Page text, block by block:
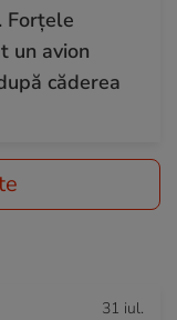
Forțele
un avion
căderea
31 iul.